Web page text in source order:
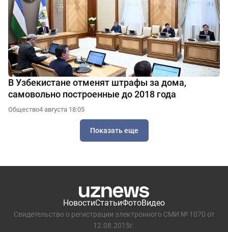
В Узбекистане отменят штрафы за дома,
самовольно построенные до 2018 года
Общество4 августа 18:05
Показать еще
НовостиСтатьиФотоВидео
Свидетельство о регистрации электронного СМИ № 1070 от
12.08.2015г.